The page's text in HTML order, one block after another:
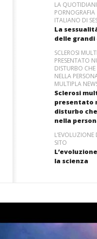
LA
ITALIANO DI
La
delle
SCLEROSI
PRESENTATO
DISTURBO
NELLA
MULTIPLA
Sclerosi
presentato
disturbo
nella
SITO
la scienza